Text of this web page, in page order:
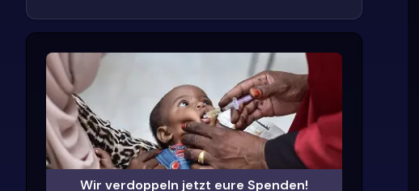
Wir verdoppeln jetzt eure Spenden!